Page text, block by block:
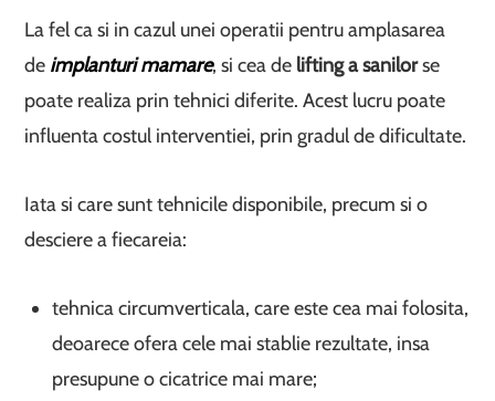
La fel ca si in cazul unei operatii pentru amplasarea
de implanturi mamare, si cea de lifting a sanilorse
poate realiza prin tehnici diferite. Acest lucru poate
influenta costul interventiei, prin gradul de dificultate.
Iata si care sunt tehnicile disponibile, precum si o
desciere a fiecareia:
tehnica circumverticala, care este cea mai folosita,
deoarece ofera cele mai stablie rezultate, insa
presupune o cicatrice mai mare;